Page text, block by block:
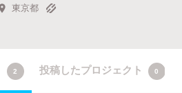
東京都
2 投稿したプロジェクト 0